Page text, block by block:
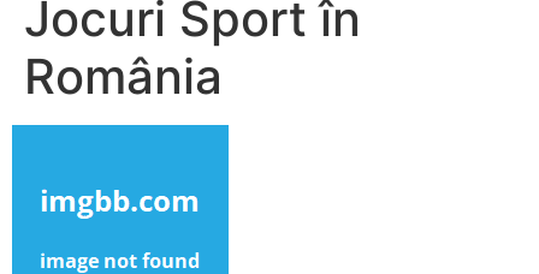
Jocuri Sport în
România